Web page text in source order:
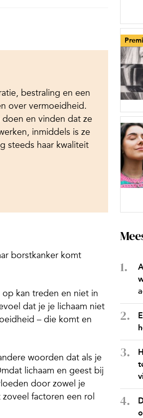
bestraling en een
over vermoeidheid.
doen en vinden dat ze
inmiddels is ze
steeds haar kwaliteit
borstkanker komt
kan treden en niet in
dat je je lichaam niet
– die komt en
woorden dat als je
lichaam en geest bij
door zowel je
factoren een rol